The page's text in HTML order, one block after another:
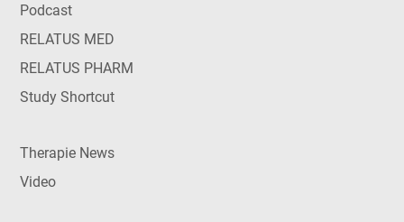
Podcast
RELATUS MED
RELATUS PHARM
Study Shortcut
Therapie News
Video